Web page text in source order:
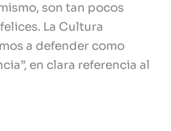
son tan pocos
La Cultura
a defender como
en clara referencia al